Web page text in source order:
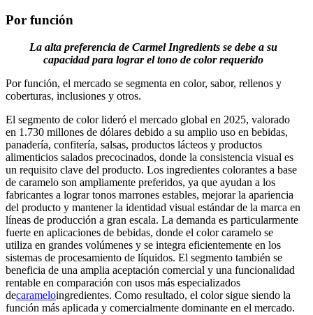
Por función
La alta preferencia de Carmel Ingredients se debe a su
capacidad para lograr el tono de color requerido
Por función, el mercado se segmenta en color, sabor, rellenos y
coberturas, inclusiones y otros.
El segmento de color lideró el mercado global en 2025, valorado
en 1.730 millones de dólares debido a su amplio uso en bebidas,
panadería, confitería, salsas, productos lácteos y productos
alimenticios salados precocinados, donde la consistencia visual es
un requisito clave del producto. Los ingredientes colorantes a base
de caramelo son ampliamente preferidos, ya que ayudan a los
fabricantes a lograr tonos marrones estables, mejorar la apariencia
del producto y mantener la identidad visual estándar de la marca en
líneas de producción a gran escala. La demanda es particularmente
fuerte en aplicaciones de bebidas, donde el color caramelo se
utiliza en grandes volúmenes y se integra eficientemente en los
sistemas de procesamiento de líquidos. El segmento también se
beneficia de una amplia aceptación comercial y una funcionalidad
rentable en comparación con usos más especializados
decarameloingredientes. Como resultado, el color sigue siendo la
función más aplicada y comercialmente dominante en el mercado.